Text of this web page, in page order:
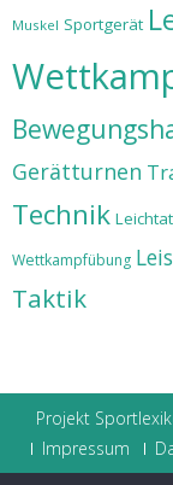
Muskel Sportgerät
Gerätturnen
Technik
Wettkampfübung
Taktik
Projekt
Impressum